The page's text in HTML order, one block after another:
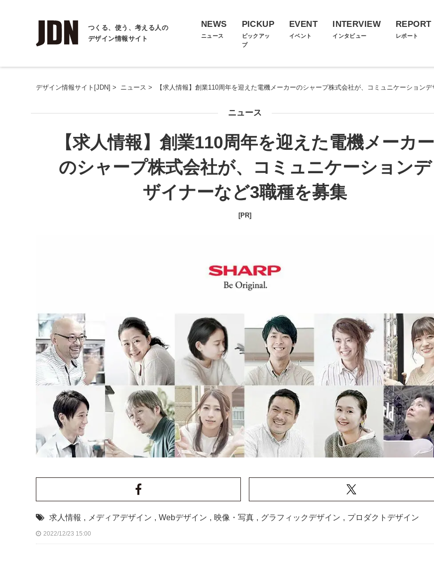
つくる、使う、考える人の
デザイン情報サイト
NEWS
ニュース
PICKUP
ピックアッ
プ
EVENT
イベント
INTERVIEW
インタビュー
REPORT
レポート
デザイン情報サイト[JDN] > ニュース > 【求人情報】創業110周年を迎えた電機メーカーのシャープ株式会社が、コミュニケーション
ニュース
【求人情報】創業110周年を迎えた電機メーカー
のシャープ株式会社が、コミュニケーションデ
ザイナーなど3職種を募集
[PR]
求人情報 , メディアデザイン , Webデザイン , 映像・写真 , グラフィックデザイン , プロダクトデザイン
2022/12/23 15:00